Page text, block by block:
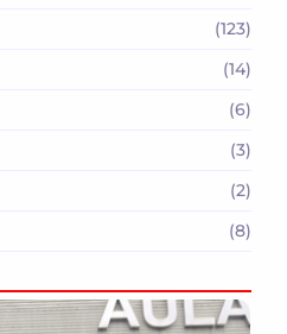
(123)
(14)
(6)
(3)
(2)
(8)